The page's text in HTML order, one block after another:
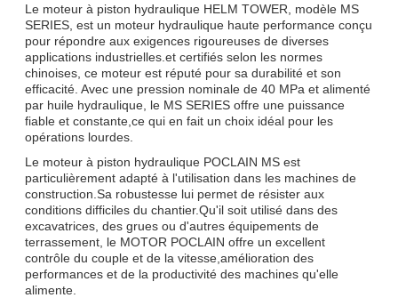
Le moteur à piston hydraulique HELM TOWER, modèle MS
SERIES, est un moteur hydraulique haute performance conçu
pour répondre aux exigences rigoureuses de diverses
applications industrielles.et certifiés selon les normes
chinoises, ce moteur est réputé pour sa durabilité et son
efficacité. Avec une pression nominale de 40 MPa et alimenté
par huile hydraulique, le MS SERIES offre une puissance
fiable et constante,ce qui en fait un choix idéal pour les
opérations lourdes.
Le moteur à piston hydraulique POCLAIN MS est
particulièrement adapté à l'utilisation dans les machines de
construction.Sa robustesse lui permet de résister aux
conditions difficiles du chantier.Qu'il soit utilisé dans des
excavatrices, des grues ou d'autres équipements de
terrassement, le MOTOR POCLAIN offre un excellent
contrôle du couple et de la vitesse,amélioration des
performances et de la productivité des machines qu'elle
alimente.